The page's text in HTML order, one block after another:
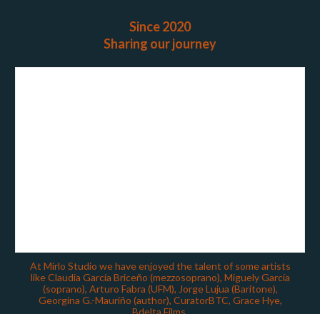
Since 2020
Sharing our journey
At Mirlo Studio we have enjoyed the talent of some artists
like Claudia García Briceño (mezzosoprano), Miguely García
(soprano), Arturo Fabra (UFM), Jorge Lujua (Baritone),
Georgina G.-Mauriño (author), CuratorBTC, Grace Hye,
Bdelta Films.